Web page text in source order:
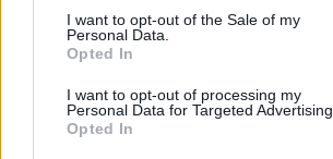
consent section.
I want to opt-out of the Sale of my
Personal Data.
Opted In
I want to opt-out of processing my
Personal Data for Targeted Advertising.
Opted In
HÍRADÓ #VIDEÓ #ADÁSRÉSZLETEK